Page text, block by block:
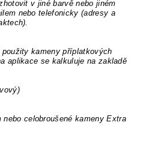
v jiné barvě nebo jiném
nebo telefonicky (adresy a
kameny příplatkových
aplikace se kalkuluje na zakladě
celobroušené kameny Extra